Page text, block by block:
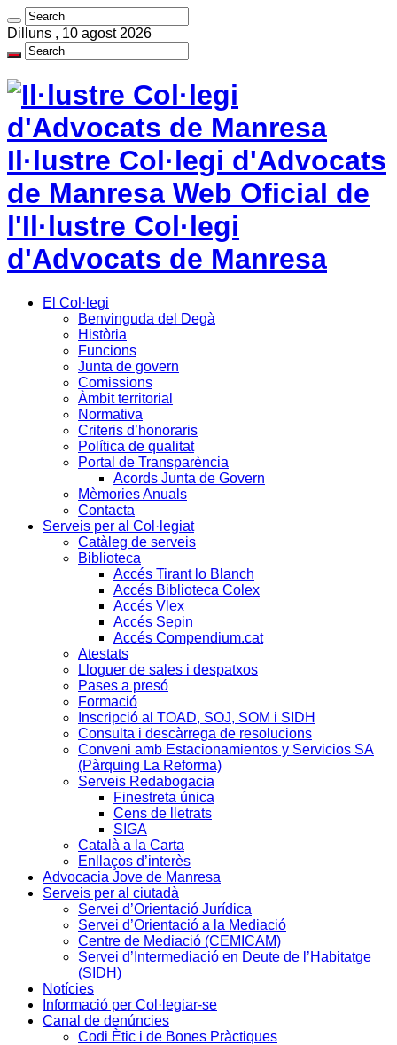
Dilluns , 10 agost 2026
Il·lustre Col·legi d'Advocats
de Manresa Web Oficial de
l'Il·lustre Col·legi
d'Advocats de Manresa
El Col·legi
Benvinguda del Degà
Història
Funcions
Junta de govern
Comissions
Àmbit territorial
Normativa
Criteris d’honoraris
Política de qualitat
Portal de Transparència
Acords Junta de Govern
Mèmories Anuals
Contacta
Serveis per al Col·legiat
Catàleg de serveis
Biblioteca
Accés Tirant lo Blanch
Accés Biblioteca Colex
Accés Vlex
Accés Sepin
Accés Compendium.cat
Atestats
Lloguer de sales i despatxos
Pases a presó
Formació
Inscripció al TOAD, SOJ, SOM i SIDH
Consulta i descàrrega de resolucions
Conveni amb Estacionamientos y Servicios SA
(Pàrquing La Reforma)
Serveis Redabogacia
Finestreta única
Cens de lletrats
SIGA
Català a la Carta
Enllaços d’interès
Advocacia Jove de Manresa
Serveis per al ciutadà
Servei d’Orientació Jurídica
Servei d’Orientació a la Mediació
Centre de Mediació (CEMICAM)
Servei d’Intermediació en Deute de l’Habitatge
(SIDH)
Notícies
Informació per Col·legiar-se
Canal de denúncies
Codi Ètic i de Bones Pràctiques